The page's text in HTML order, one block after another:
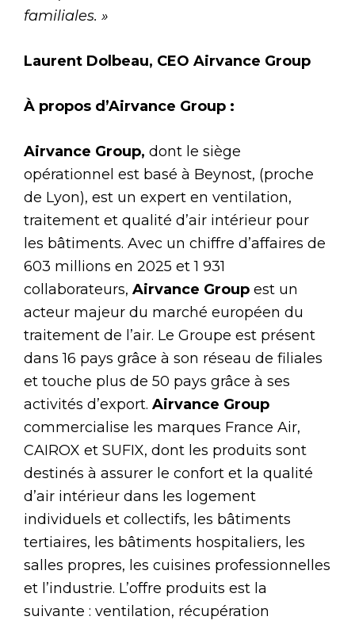
familiales. »
Laurent Dolbeau, CEO Airvance Group
À propos d’Airvance Group :
Airvance Group, dont le siège
opérationnel est basé à Beynost, (proche
de Lyon), est un expert en ventilation,
traitement et qualité d’air intérieur pour
les bâtiments. Avec un chiffre d’affaires de
603 millions en 2025 et 1 931
collaborateurs, Airvance Group est un
acteur majeur du marché européen du
traitement de l’air. Le Groupe est présent
dans 16 pays grâce à son réseau de filiales
et touche plus de 50 pays grâce à ses
activités d’export. Airvance Group
commercialise les marques France Air,
CAIROX et SUFIX, dont les produits sont
destinés à assurer le confort et la qualité
d’air intérieur dans les logement
individuels et collectifs, les bâtiments
tertiaires, les bâtiments hospitaliers, les
salles propres, les cuisines professionnelles
et l’industrie. L’offre produits est la
suivante : ventilation, récupération